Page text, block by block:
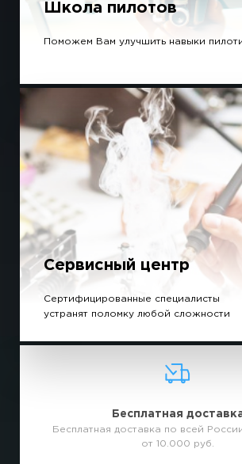
Школа пилотов
Поможем Вам улучшить навыки
Сервисный центр
Сертифицированные специалисты
устранят поломку любой сложности
Бесплатная
Бесплатная доставка по всей
от 10.000 руб.